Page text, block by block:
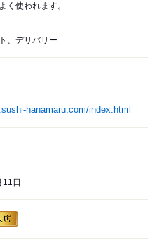
く使われます。
、デリバリー
hanamaru.com/index.html
日